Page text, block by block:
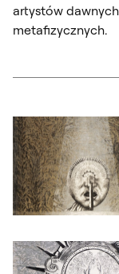
artystów
metafizycznych.